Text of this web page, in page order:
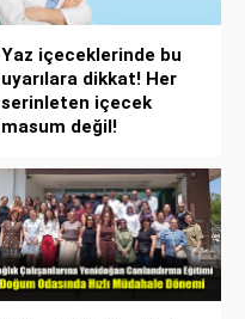
Yaz içeceklerinde bu
uyarılara dikkat! Her
serinleten içecek
masum değil!